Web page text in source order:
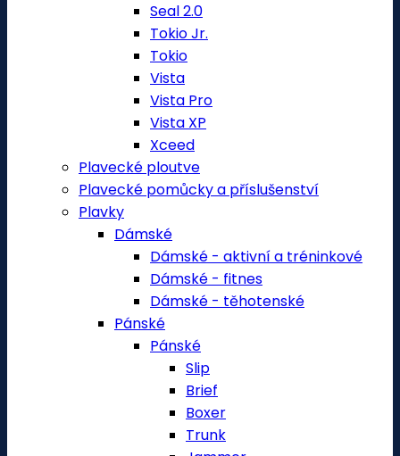
Seal 2.0
Tokio Jr.
Tokio
Vista
Vista Pro
Vista XP
Xceed
Plavecké ploutve
Plavecké pomůcky a příslušenství
Plavky
Dámské
Dámské - aktivní a tréninkové
Dámské - fitnes
Dámské - těhotenské
Pánské
Pánské
Slip
Brief
Boxer
Trunk